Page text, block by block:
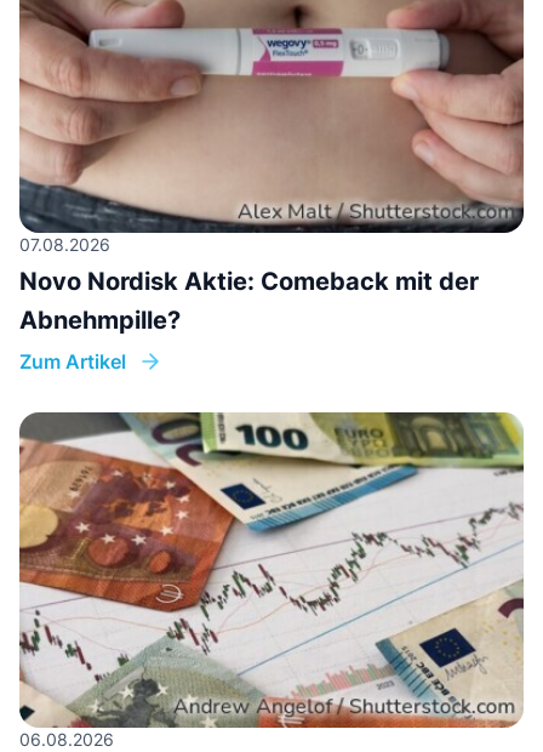
07.08.2026
Novo Nordisk Aktie: Comeback mit der
Abnehmpille?
Zum Artikel
06.08.2026